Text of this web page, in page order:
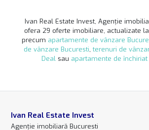
Ivan Real Estate Invest, Agenție
ofera 29 oferte imobiliare, actualizate
precum apartamente de vânzare
de vânzare Bucuresti,terenuri de
Deal sau apartamente de închiriat
Ivan Real Estate Invest
Agenție imobiliară Bucuresti